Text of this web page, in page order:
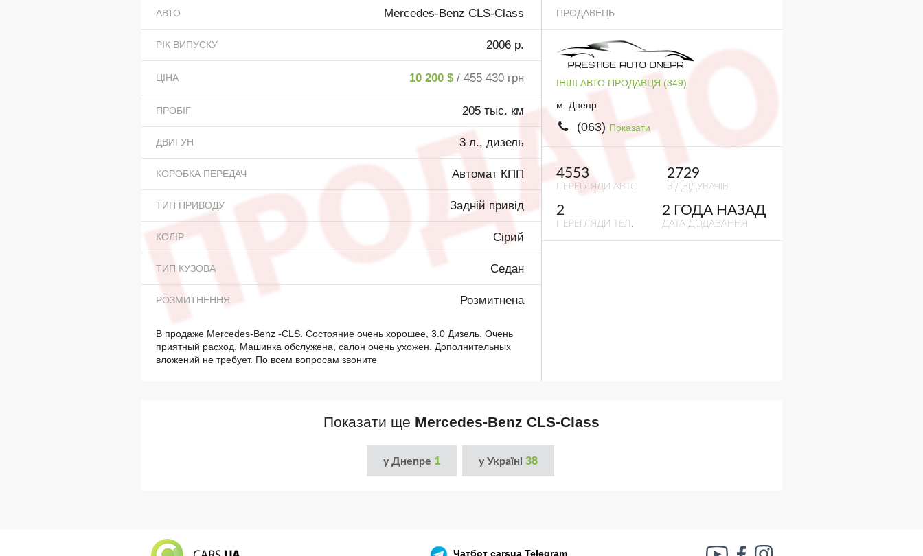
АВТО Mercedes-Benz CLS-Class
РІК ВИПУСКУ 2006 р.
ЦІНА 10 200 $ / 455 430 грн
ПРОБІГ 205 тыс. км
ДВИГУН 3 л., дизель
КОРОБКА ПЕРЕДАЧ Автомат КПП
ТИП ПРИВОДУ Задній привід
КОЛІР Сірий
ТИП КУЗОВА Седан
РОЗМИТНЕННЯ Розмитнена
В продаже Mercedes-Benz -CLS. Состояние очень хорошее, 3.0 Дизель. Очень
приятный расход. Машинка обслужена, салон очень ухожен. Дополнительных
вложений не требует. По всем вопросам звоните
ПРОДАВЕЦЬ
ІНШІ АВТО ПРОДАВЦЯ (349)
м. Днепр
(063) Показати
4553
ПЕРЕГЛЯДИ АВТО
2729
ВІДВІДУВАЧІВ
2
ПЕРЕГЛЯДИ ТЕЛ.
2 ГОДА НАЗАД
ДАТА ДОДАВАННЯ
Показати ще Mercedes-Benz CLS-Class
у Днепре 1 у Україні 38
Чатботcarsua Telegram